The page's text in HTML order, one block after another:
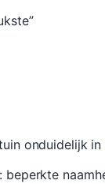
onduidelijk
beperkte